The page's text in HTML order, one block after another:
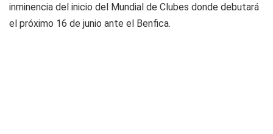
inminencia del inicio del Mundial de Clubes donde debutará
el próximo 16 de junio ante el Benfica.